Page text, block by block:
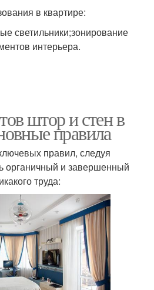
в квартире:
светильники;зонирование
интерьера.
штор и стен в
правила
правил, следуя
органичный и завершенный
труда: